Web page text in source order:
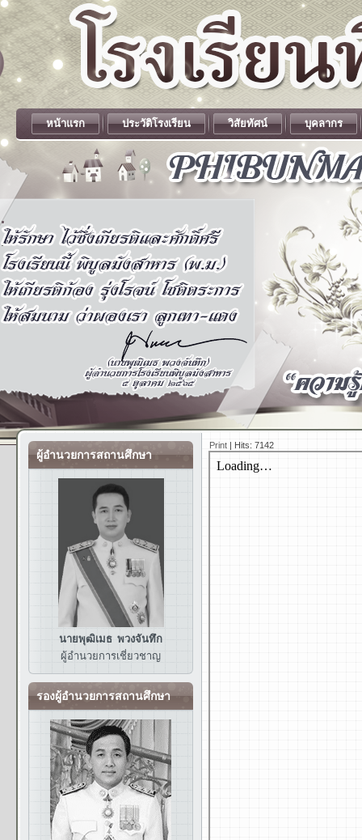
.
.
หน้าแรก ประวัติโรงเรียน วิสัยทัศน์ บุคลากร
ผู้อำนวยการสถานศึกษา
นายพุฒิเมธ พวงจันทึก
ผู้อำนวยการเชี่ยวชาญ
รองผู้อำนวยการสถานศึกษา
Print | Hits: 7142